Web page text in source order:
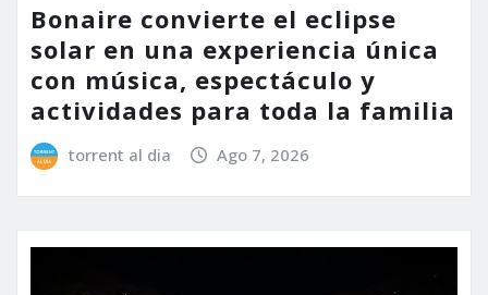
Bonaire convierte el eclipse
solar en una experiencia única
con música, espectáculo y
actividades para toda la familia
torrent al dia Ago 7, 2026